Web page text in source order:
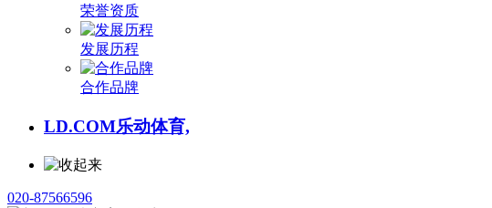
荣誉资质
发展历程
合作品牌
LD.COM乐动体育,
020-87566596